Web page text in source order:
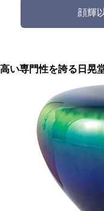
顔輝
高い専門性を誇る 日晃